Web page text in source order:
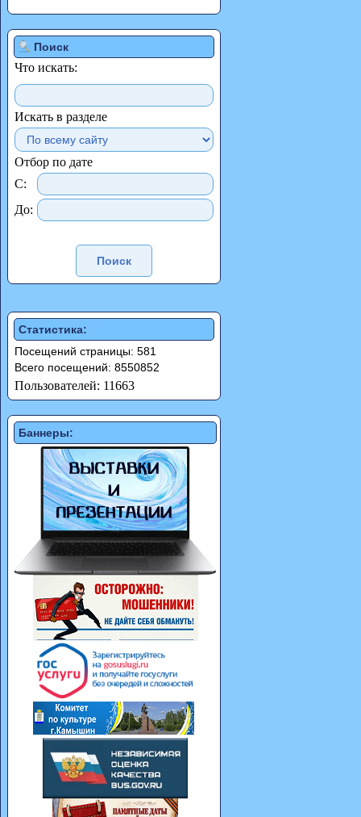
Поиск
Что искать:
Искать в разделе
Отбор по дате
С:
До:
Статистика:
Посещений страницы: 581
Всего посещений: 8550852
Пользователей: 11663
Баннеры: